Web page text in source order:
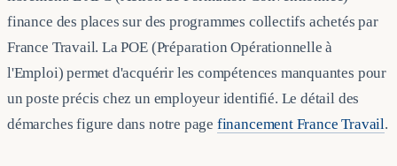
finance des places sur des programmes collectifs achetés par
France Travail. La POE (Préparation Opérationnelle à
l'Emploi) permet d'acquérir les compétences manquantes pour
un poste précis chez un employeur identifié. Le détail des
démarches figure dans notre page financement France Travail.